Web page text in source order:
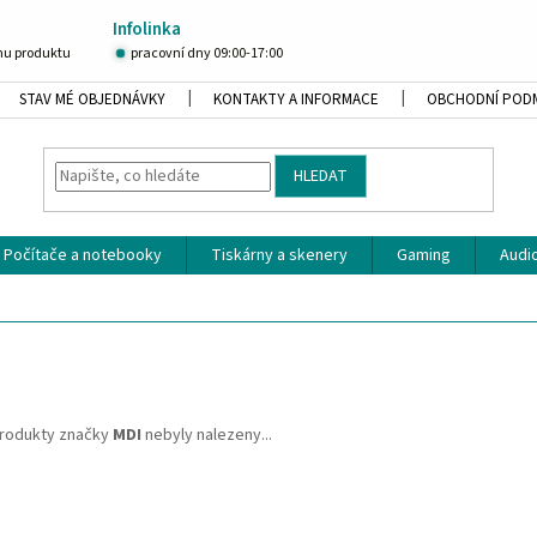
Infolinka
produktu pracovní dny 09:00-17:00
STAV MÉ OBJEDNÁVKY KONTAKTY A INFORMACE OBCHODNÍ
HLEDAT
Počítače a notebooky Tiskárny a skenery Gaming
značky MDI nebyly nalezeny...